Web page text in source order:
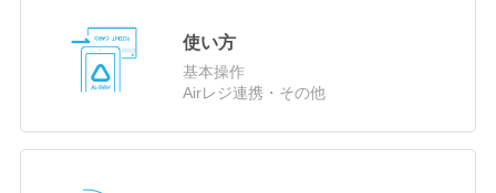
使い方
基本操作
Airレジ連携・その他